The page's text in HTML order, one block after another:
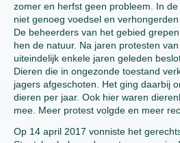
zomer en herfst geen probleem. In
niet genoeg voedsel en
De beheerders van het gebied
hen de natuur. Na jaren protesten
uiteindelijk enkele jaren geleden
Dieren die in ongezonde toestand
jagers afgeschoten. Het ging daarbij
dieren per jaar. Ook hier waren
mee. Meer protest volgde en meer
Op 14 april 2017 vonniste het